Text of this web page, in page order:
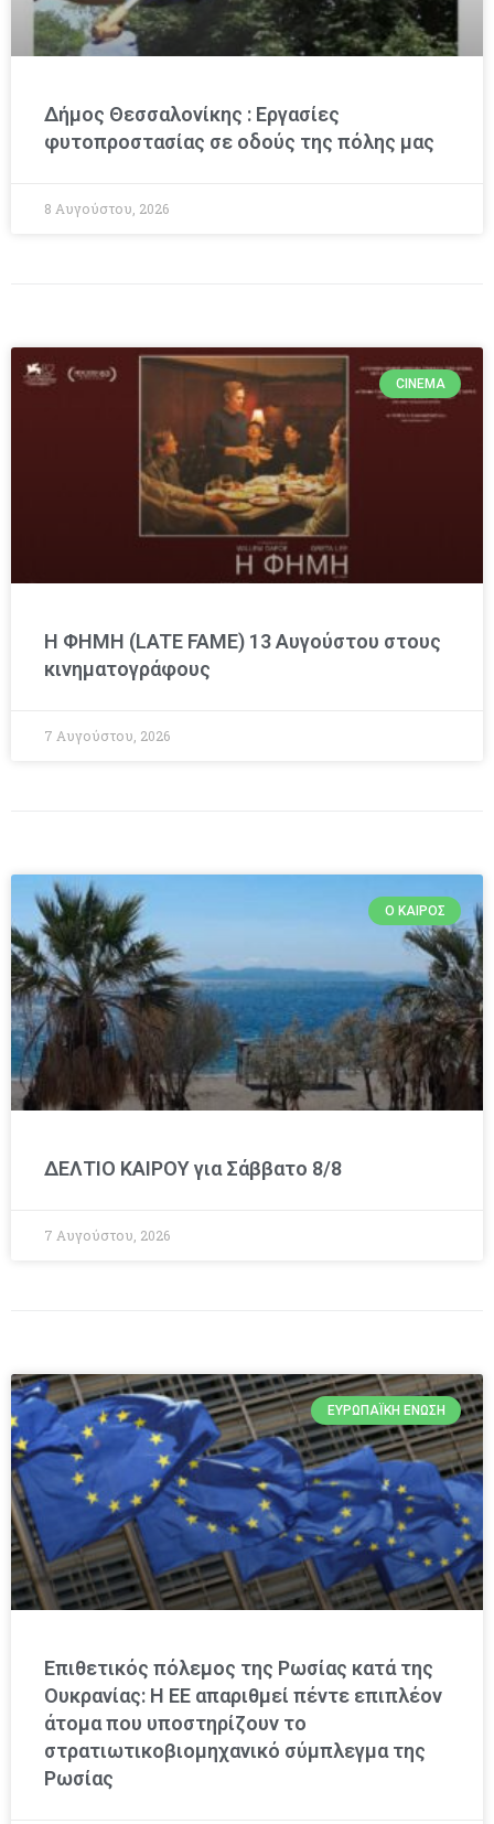
Δήμος Θεσσαλονίκης : Εργασίες
φυτοπροστασίας σε οδούς της πόλης μας
8 Αυγούστου, 2026
CINEMA
Η ΦΗΜΗ (LATE FAME) 13 Αυγούστου στους
κινηματογράφους
7 Αυγούστου, 2026
Ο ΚΑΙΡΌΣ
ΔΕΛΤΙΟ ΚΑΙΡΟΥ για Σάββατο 8/8
7 Αυγούστου, 2026
ΕΥΡΩΠΑΪΚΉ ΈΝΩΣΗ
Επιθετικός πόλεμος της Ρωσίας κατά της
Ουκρανίας: Η ΕΕ απαριθμεί πέντε επιπλέον
άτομα που υποστηρίζουν το
στρατιωτικοβιομηχανικό σύμπλεγμα της
Ρωσίας